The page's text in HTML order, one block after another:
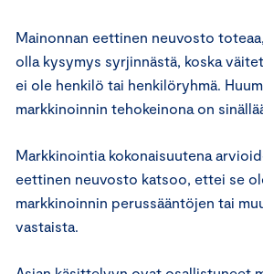
Mainonnan eettinen neuvosto
olla kysymys syrjinnästä, koska
ei ole henkilö tai henkilöryhmä.
markkinoinnin tehokeinona on
Markkinointia kokonaisuutena
eettinen neuvosto katsoo, ettei se
markkinoinnin perussääntöjen tai
vastaista.